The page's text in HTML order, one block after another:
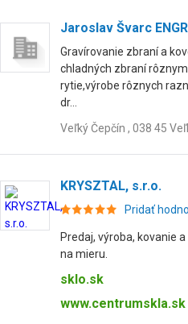
Jaroslav Švarc
Gravírovanie zbraní a
chladných zbraní
rytie,výrobe rôznych
dr...
Veľký Čepčín , 038 45
KRYSZTAL, s.r.o.
Pridať
Predaj, výroba, kovanie
na mieru.
sklo.sk
www.centrumskla.sk